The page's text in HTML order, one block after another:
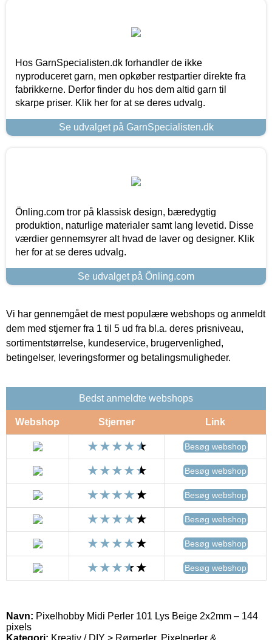
Hos GarnSpecialisten.dk forhandler de ikke
nyproduceret garn, men opkøber restpartier direkte fra
fabrikkerne. Derfor finder du hos dem altid garn til
skarpe priser. Klik her for at se deres udvalg.
Se udvalget på GarnSpecialisten.dk
Önling.com tror på klassisk design, bæredygtig
produktion, naturlige materialer samt lang levetid. Disse
værdier gennemsyrer alt hvad de laver og designer. Klik
her for at se deres udvalg.
Se udvalget på Önling.com
Vi har gennemgået de mest populære webshops og anmeldt
dem med stjerner fra 1 til 5 ud fra bl.a. deres prisniveau,
sortimentstørrelse, kundeservice, brugervenlighed,
betingelser, leveringsformer og betalingsmuligheder.
Bedst anmeldte webshops
Webshop Stjerner Link
Besøg webshop
Besøg webshop
Besøg webshop
Besøg webshop
Besøg webshop
Besøg webshop
Navn: Pixelhobby Midi Perler 101 Lys Beige 2x2mm – 144
pixels
Kategori: Kreativ / DIY > Rørperler, Pixelperler &